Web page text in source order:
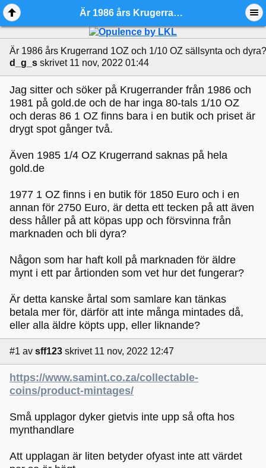
Är 1986 års Krugerrand 1OZ och 1/10 OZ sällsynta och dyra? - Ädelmetallforum
Är 1986 års Krugerrand 1OZ och 1/10 OZ sällsynta och
d_g_s skrivet 11 nov, 2022 01:44
Jag sitter och söker på Krugerrander från 1986 och
1981 på gold.de och de har inga 80-tals 1/10 OZ
och deras 86 1 OZ finns bara i en butik och priset är
drygt spot gånger två.
Även 1985 1/4 OZ Krugerrand saknas på hela
gold.de
1977 1 OZ finns i en butik för 1850 Euro och i en
annan för 2750 Euro, är detta ett tecken på att även
dess håller på att köpas upp och försvinna från
marknaden och bli dyra?
Någon som har haft koll på marknaden för äldre
mynt i ett par årtionden som vet hur det fungerar?
Är detta kanske årtal som samlare kan tänkas
betala mer för, därför att inte många mintades då,
eller alla äldre köpts upp, eller liknande?
#1 av sff123 skrivet 11 nov, 2022 12:47
https://www.samint.co.za/collectable-
coins/product-mintages/
Små upplagor dyker gietvis inte upp så ofta hos
mynthandlare
Att upplagan är liten betyder ofyast inte att värdet